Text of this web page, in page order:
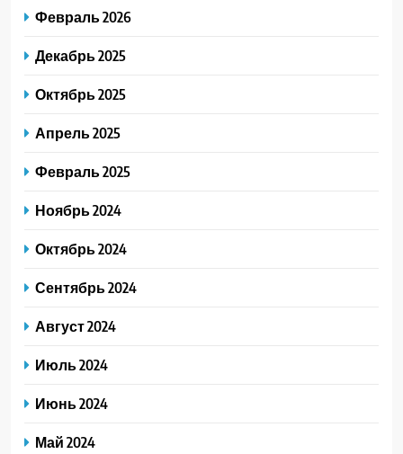
Февраль 2026
Декабрь 2025
Октябрь 2025
Апрель 2025
Февраль 2025
Ноябрь 2024
Октябрь 2024
Сентябрь 2024
Август 2024
Июль 2024
Июнь 2024
Май 2024